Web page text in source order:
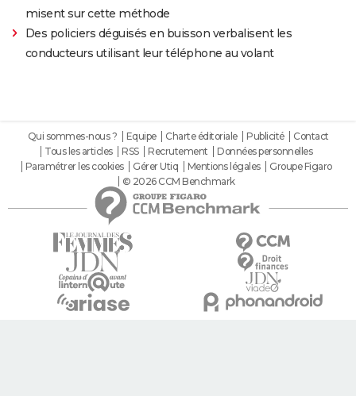
misent sur cette méthode
Des policiers déguisés en buisson verbalisent les
conducteurs utilisant leur téléphone au volant
Qui sommes-nous ? Equipe Charte éditoriale Publicité
Contact
Tous les articles
RSS Recrutement
Données personnelles
Paramétrer les cookies
Gérer Utiq Mentions légales
Groupe Figaro
© 2026 CCM Benchmark